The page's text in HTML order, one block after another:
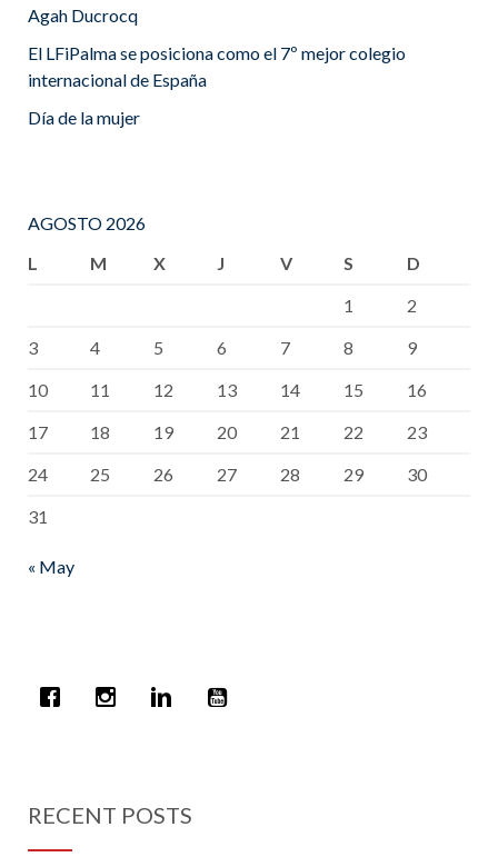
Agah Ducrocq
El LFiPalma se posiciona como el 7º mejor colegio
internacional de España
Día de la mujer
AGOSTO 2026
L
M X J V S
D
1
2
3
4 5 6 7 8
9
10
11 12 13 14 15
16
17
18 19 20 21 22
23
24
25 26 27 28 29
30
31
« May
RECENT POSTS